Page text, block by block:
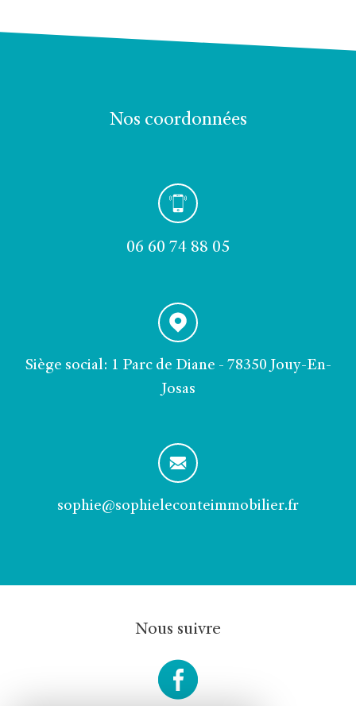
nos coordonnées
06 60 74 88 05
sophie@sophieleconteimmobilier.fr
Siège social: 1 Parc de Diane - 78350 Jouy-En-
Josas
Nous suivre